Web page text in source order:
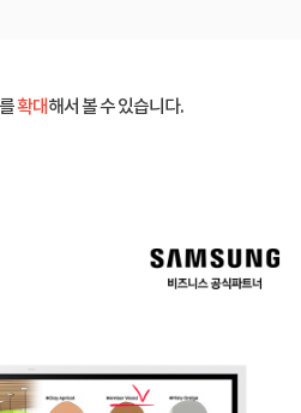
확대해서 볼 수 있습니다.